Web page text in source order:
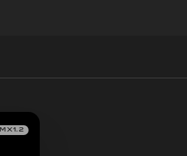
MX1.2